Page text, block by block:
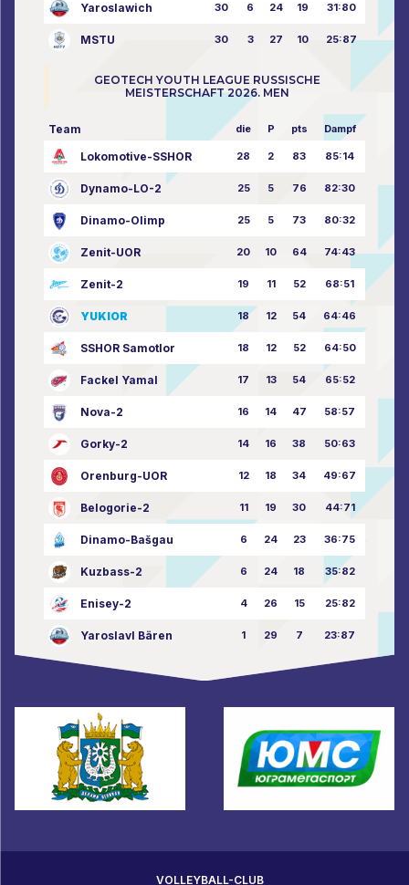
Yaroslawich 30 6 24 19 31:80
MSTU 30 3 27 10 25:87
GEOTECH YOUTH LEAGUE RUSSISCHE
MEISTERSCHAFT 2026. MEN
Team die P pts Dampf
Lokomotive-SSHOR 28 2 83 85:14
Dynamo-LO-2 25 5 76 82:30
Dinamo-Olimp 25 5 73 80:32
Zenit-UOR 20 10 64 74:43
Zenit-2 19 11 52 68:51
YUKIOR 18 12 54 64:46
SSHOR Samotlor 18 12 52 64:50
Fackel Yamal 17 13 54 65:52
Nova-2 16 14 47 58:57
Gorky-2 14 16 38 50:63
Orenburg-UOR 12 18 34 49:67
Belogorie-2 11 19 30 44:71
Dinamo-Bašgau 6 24 23 36:75
Kuzbass-2 6 24 18 35:82
Enisey-2 4 26 15 25:82
Yaroslavl Bären 1 29 7 23:87
VOLLEYBALL-CLUB